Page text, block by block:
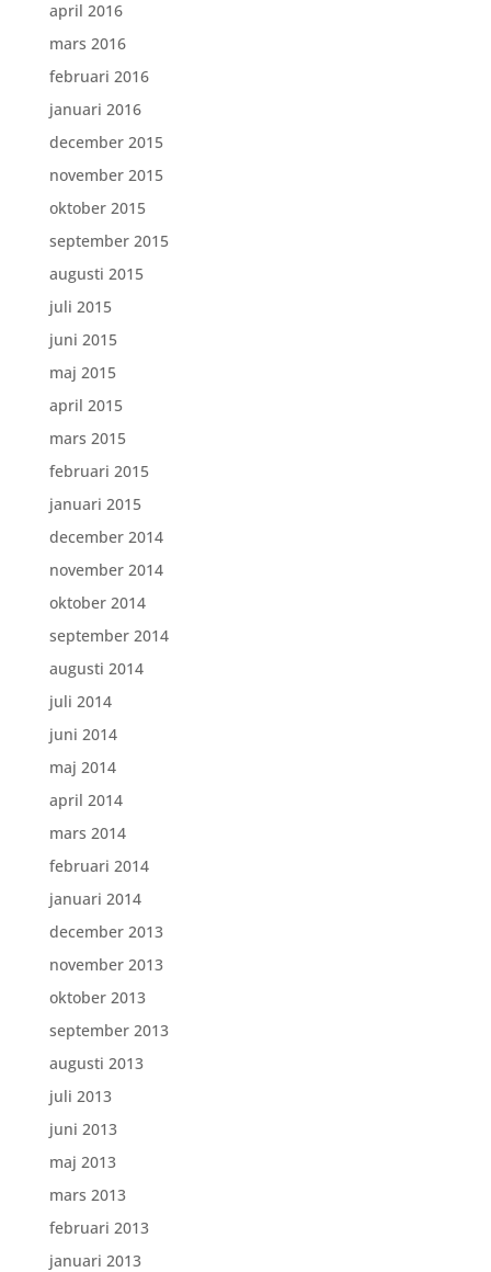
april 2016
mars 2016
februari 2016
januari 2016
december 2015
november 2015
oktober 2015
september 2015
augusti 2015
juli 2015
juni 2015
maj 2015
april 2015
mars 2015
februari 2015
januari 2015
december 2014
november 2014
oktober 2014
september 2014
augusti 2014
juli 2014
juni 2014
maj 2014
april 2014
mars 2014
februari 2014
januari 2014
december 2013
november 2013
oktober 2013
september 2013
augusti 2013
juli 2013
juni 2013
maj 2013
mars 2013
februari 2013
januari 2013